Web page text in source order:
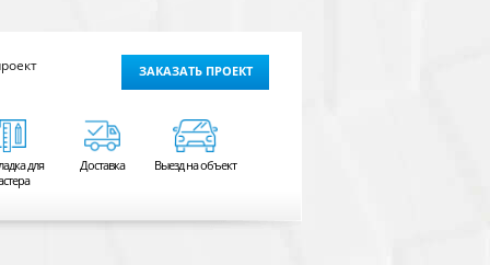
ЗАКАЗАТЬ ПРОЕКТ
для
Доставка Выезд на объект